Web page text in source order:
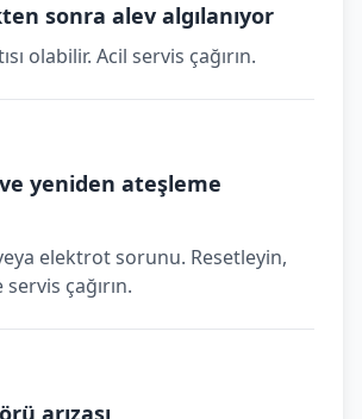
sonra alev algılanıyor
olabilir. Acil servis çağırın.
yeniden ateşleme
elektrot sorunu. Resetleyin,
çağırın.
arızası